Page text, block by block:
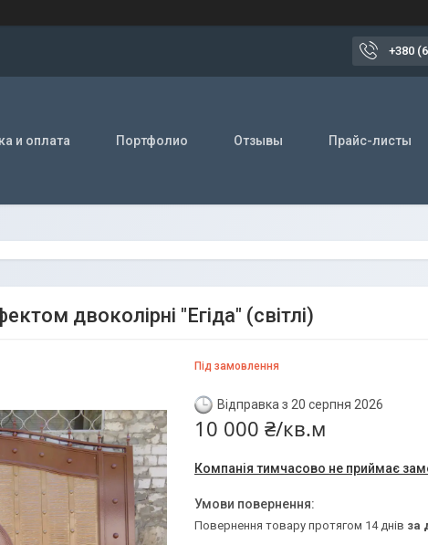
+380
и оплата Портфолио Отзывы Прайс-листы
двоколірні "Егіда" (світлі)
Під замовлення
Відправка з 20 серпня 2026
10 000 ₴/кв.м
Компанія тимчасово не приймає
повернення товару протягом 14 днів за